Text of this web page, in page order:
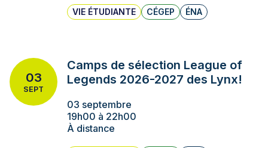
VIE ÉTUDIANTE CÉGEP ÉNA
03
SEPT
Camps de sélection League of
Legends 2026-2027 des Lynx!
03 septembre
19h00 à 22h00
À distance